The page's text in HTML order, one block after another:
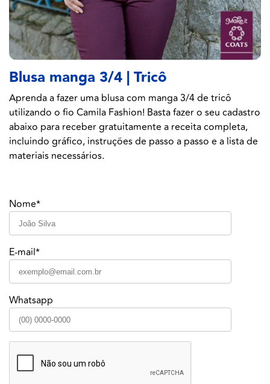
Blusa manga 3/4 | Tricô
Aprenda a fazer uma blusa com manga 3/4 de tricô
utilizando o fio Camila Fashion! Basta fazer o seu cadastro
abaixo para receber gratuitamente a receita completa,
incluindo gráfico, instruções de passo a passo e a lista de
materiais necessários.
Nome*
E-mail*
Whatsapp